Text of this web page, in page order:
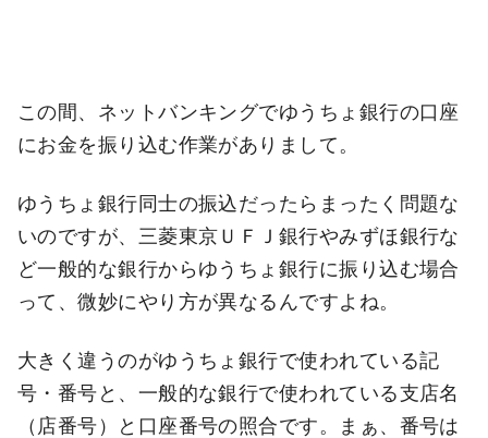
この間、ネットバンキングでゆうちょ銀行の口座
にお金を振り込む作業がありまして。
ゆうちょ銀行同士の振込だったらまったく問題な
いのですが、三菱東京ＵＦＪ銀行やみずほ銀行な
ど一般的な銀行からゆうちょ銀行に振り込む場合
って、微妙にやり方が異なるんですよね。
大きく違うのがゆうちょ銀行で使われている記
号・番号と、一般的な銀行で使われている支店名
（店番号）と口座番号の照合です。まぁ、番号は